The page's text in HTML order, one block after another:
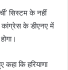
सिस्टम के नहीं
कांग्रेस के डीएनए में
कि हरियाणा